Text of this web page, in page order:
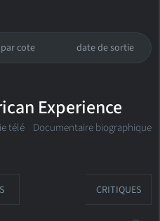
par cote date de sortie
Experience
télé Documentaire biographique
CRITIQUES